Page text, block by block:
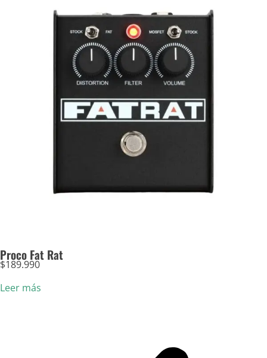
Proco Fat Rat
$189.990
Leer más